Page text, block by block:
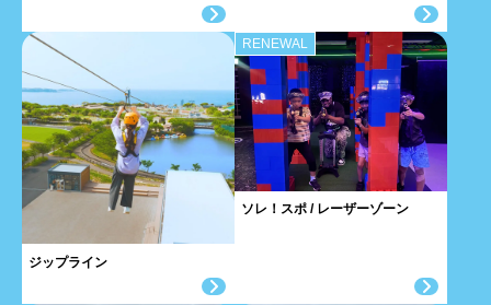
ジップライン
RENEWAL
ソレ！スポ / レーザーゾーン